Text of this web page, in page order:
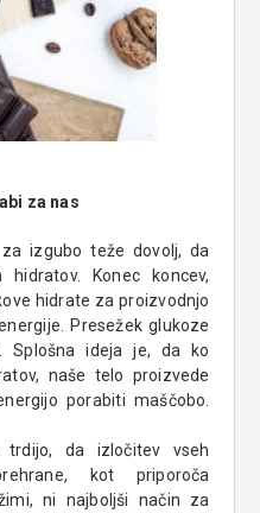
za nas
izgubo teže dovolj, da
Konec koncev,
hidrate za proizvodnjo
Presežek glukoze
Splošna ideja je, da ko
naše telo proizvede
porabiti maščobo.
da izločitev vseh
kot priporoča
ni najboljši način za